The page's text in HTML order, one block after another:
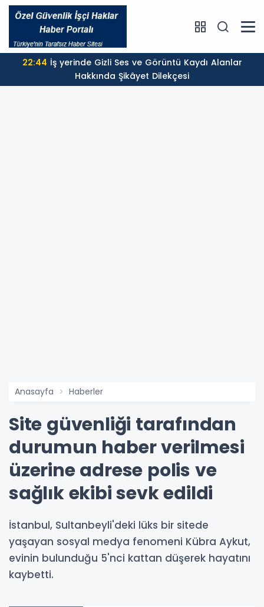
22:44
Hakkında Şikâyet Dilekçesi
Anasayfa Haberler
Site güvenliği tarafından
durumun haber verilmesi
üzerine adrese polis ve
sağlık ekibi sevk edildi
İstanbul, Sultanbeyli'deki lüks bir sitede
yaşayan sosyal medya fenomeni Kübra Aykut,
evinin bulunduğu 5'nci kattan düşerek hayatını
kaybetti.